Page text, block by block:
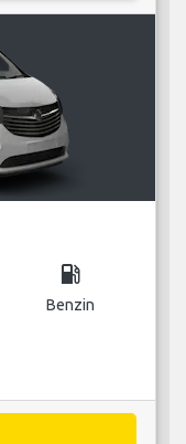
local_gas_station
Benzin